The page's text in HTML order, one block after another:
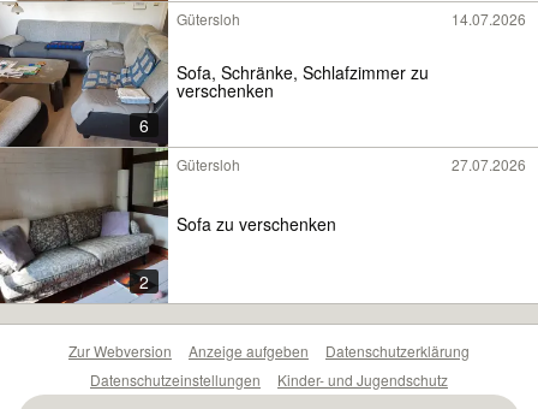
6
Gütersloh 14.07.2026
Sofa, Schränke, Schlafzimmer zu
verschenken
2
Gütersloh 27.07.2026
Sofa zu verschenken
Zur Webversion Anzeige aufgeben
Datenschutzerklärung
Datenschutzeinstellungen
Kinder- und Jugendschutz